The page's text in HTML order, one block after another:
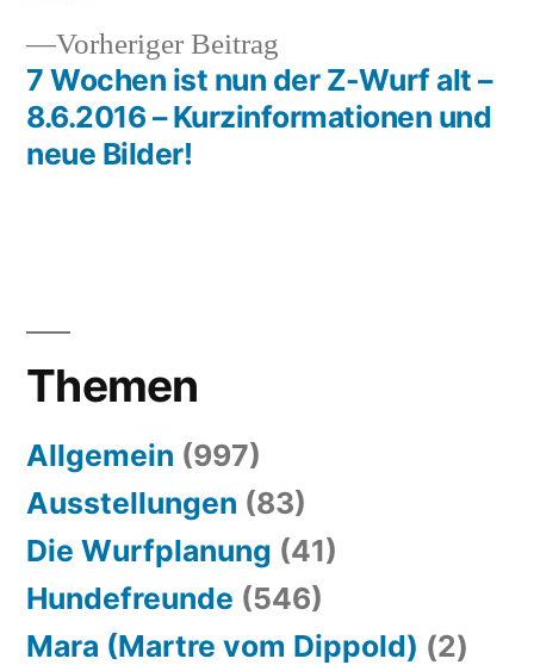
Vorheriger Beitrag
Beitrag:
7 Wochen ist nun der Z-Wurf alt –
8.6.2016 – Kurzinformationen und
neue Bilder!
Themen
Allgemein (997)
Ausstellungen (83)
Die Wurfplanung (41)
Hundefreunde (546)
Mara (Martre vom Dippold) (2)